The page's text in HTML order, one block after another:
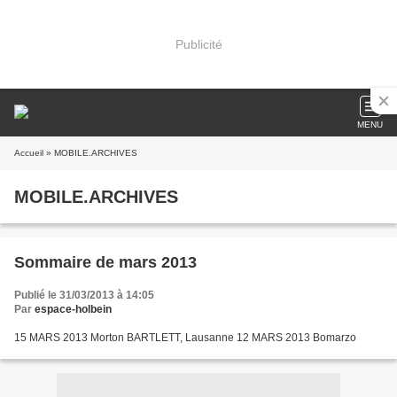
Publicité
MENU
Accueil » MOBILE.ARCHIVES
MOBILE.ARCHIVES
Sommaire de mars 2013
Publié le 31/03/2013 à 14:05
Par espace-holbein
15 MARS 2013 Morton BARTLETT, Lausanne 12 MARS 2013 Bomarzo